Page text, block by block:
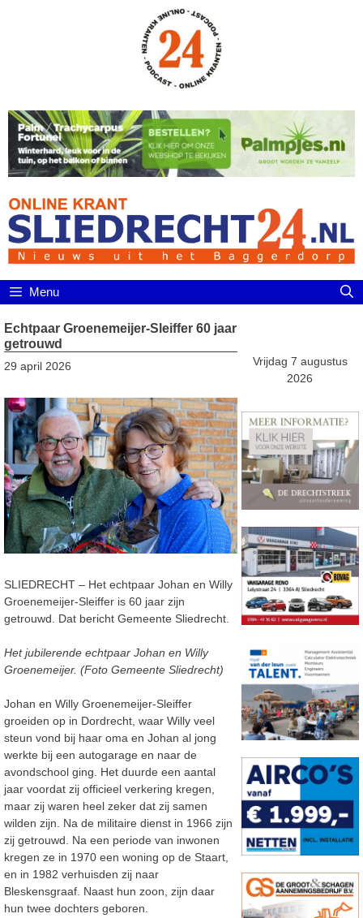
Menu
Echtpaar Groenemeijer-Sleiffer 60 jaar
getrouwd
29 april 2026
SLIEDRECHT – Het echtpaar Johan en Willy
Groenemeijer-Sleiffer is 60 jaar zijn
getrouwd. Dat bericht Gemeente Sliedrecht.
Het jubilerende echtpaar Johan en Willy
Groenemeijer. (Foto Gemeente Sliedrecht)
Johan en Willy Groenemeijer‑Sleiffer
groeiden op in Dordrecht, waar Willy veel
steun vond bij haar oma en Johan al jong
werkte bij een autogarage en naar de
avondschool ging. Het duurde een aantal
jaar voordat zij officieel verkering kregen,
maar zij waren heel zeker dat zij samen
wilden zijn. Na de militaire dienst in 1966 zijn
zij getrouwd. Na een periode van inwonen
kregen ze in 1970 een woning op de Staart,
en in 1982 verhuisden zij naar
Bleskensgraaf. Naast hun zoon, zijn daar
hun twee dochters geboren.
Vrijdag 7 augustus
2026